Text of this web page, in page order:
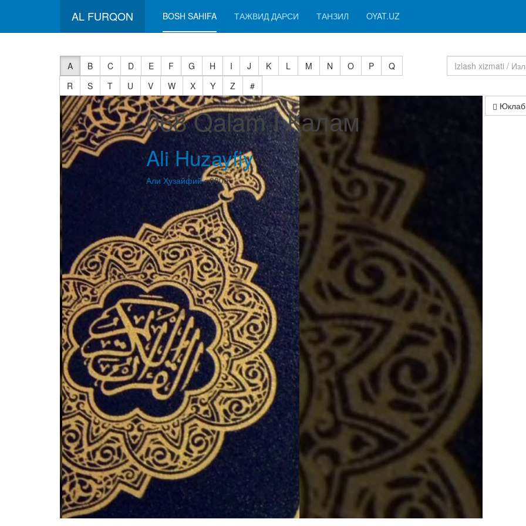
AL FURQON BOSH SAHIFA ТАЖВИД ДАРСИ ТАНЗИЛ OYAT.UZ
A B C D E F G H I J K L M N O P
Q
R
S T U V W X Y Z
#
068 Qalam I Қалам
Ali Huzayfiy
Али Ҳузайфий• 0000